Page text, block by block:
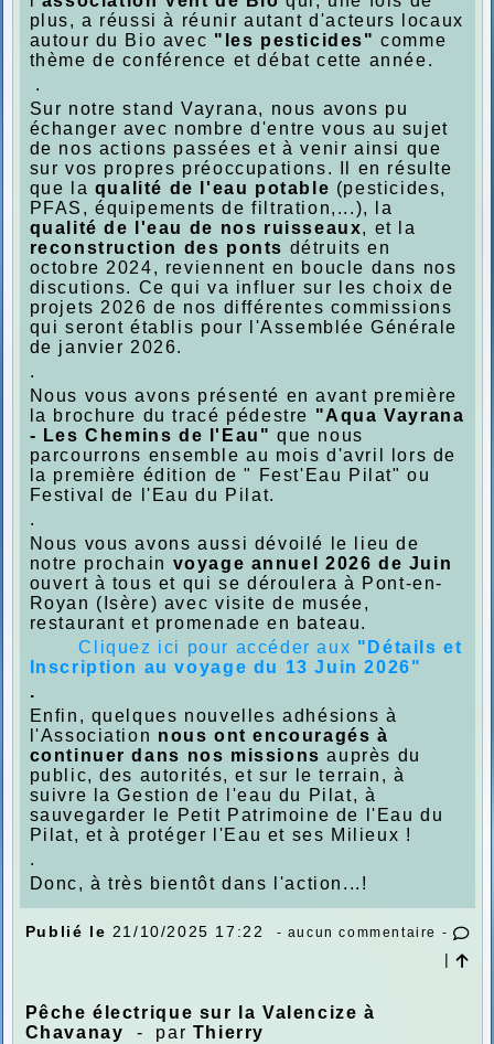
plus, a réussi à réunir autant d'acteurs locaux
autour du Bio avec "les pesticides" comme
thème de conférence et débat cette année.
.
Sur notre stand Vayrana, nous avons pu
échanger avec nombre d'entre vous au sujet
de nos actions passées et à venir ainsi que
sur vos propres préoccupations. Il en résulte
que la qualité de l'eau potable (pesticides,
PFAS, équipements de filtration,...), la
qualité de l'eau de nos ruisseaux, et la
reconstruction des ponts détruits en
octobre 2024, reviennent en boucle dans nos
discutions. Ce qui va influer sur les choix de
projets 2026 de nos différentes commissions
qui seront établis pour l'Assemblée Générale
de janvier 2026.
.
Nous vous avons présenté en avant première
la brochure du tracé pédestre "Aqua Vayrana
- Les Chemins de l'Eau" que nous
parcourrons ensemble au mois d'avril lors de
la première édition de " Fest'Eau Pilat" ou
Festival de l'Eau du Pilat.
.
Nous vous avons aussi dévoilé le lieu de
notre prochain voyage annuel 2026 de Juin
ouvert à tous et qui se déroulera à Pont-en-
Royan (Isère) avec visite de musée,
restaurant et promenade en bateau.
Cliquez ici pour accéder aux "Détails et
Inscription au voyage du 13 Juin 2026"
.
Enfin, quelques nouvelles adhésions à
l'Association nous ont encouragés à
continuer dans nos missionsauprès du
public, des autorités, et sur le terrain, à
suivre la Gestion de l'eau du Pilat, à
sauvegarder le Petit Patrimoine de l'Eau du
Pilat, et à protéger l'Eau et ses Milieux !
.
Donc, à très bientôt dans l'action...!
Publié le 21/10/2025 17:22 - aucun commentaire -
|
Pêche électrique sur la Valencize à
Chavanay
- par Thierry